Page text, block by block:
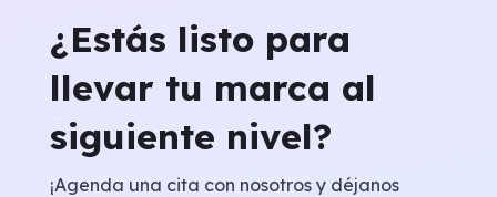
¿Estás listo para
llevar tu marca al
siguiente nivel?
¡Agenda una cita con nosotros y déjanos